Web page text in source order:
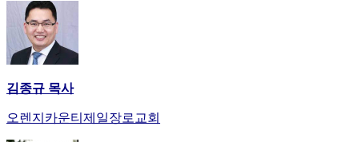
김종규 목사
오렌지카운티제일장로교회